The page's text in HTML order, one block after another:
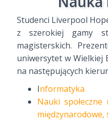
Studenci Liverpool
z szerokiej gamy
magisterskich.
uniwersytet w Wielkiej
na następujących
Informatyka
Nauki
międzynarodowe,